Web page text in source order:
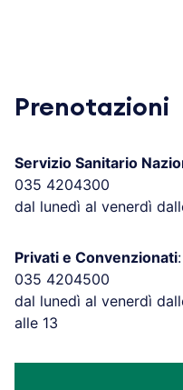
Prenotazioni
Servizio Sanitario
035 4204300
dal lunedì al venerdì
Privati e Convenzionati:
035 4204500
dal lunedì al venerdì
alle 13